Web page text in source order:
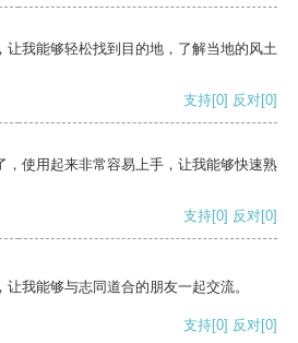
让我能够轻松找到目的地，了解当地的风土
支持[0] 反对[0]
，使用起来非常容易上手，让我能够快速熟
支持[0] 反对[0]
我能够与志同道合的朋友一起交流。
支持[0] 反对[0]